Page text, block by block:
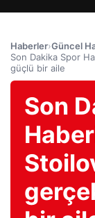
Haberler›Güncel
Son Dakika Spor
güçlü bir aile
Son